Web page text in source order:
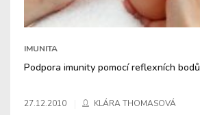
IMUNITA
Podpora imunity pomocí reflexních bodů
27.12.2010 KLÁRA THOMASOVÁ